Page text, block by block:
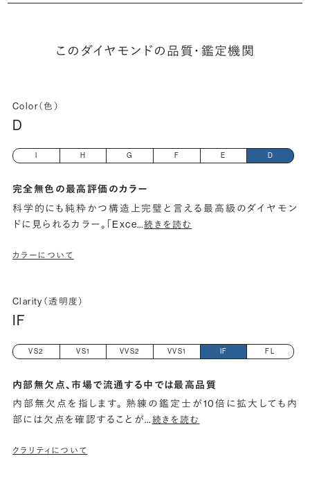
このダイヤモンドの品質・鑑定機関
Color（色）
D
H G F E D
完全無色の最高評価のカラー
科学的にも純粋かつ構造上完璧と言える最高級のダイヤモン
ドに見られるカラー。「Exce…続きを読む
カラーについて
Clarity（透明度）
IF
VS2 VS1 VVS2 VVS1 IF FL
内部無欠点、市場で流通する中では最高品質
内部無欠点を指します。 熟練の鑑定士が10倍に拡大しても内
部には欠点を確認することが…続きを読む
クラリティについて